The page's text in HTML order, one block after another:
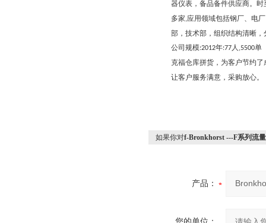
器仪表，备品备件供应商。
多家,应用领域包括钢厂、电
部，技术部，组织结构清晰
公司规模:2012年:77人 ,5500单
克福仓库拼货，为客户节约
让客户服务满意，采购放心。
如果你对f-Bronkhorst ---F系列流
产品：